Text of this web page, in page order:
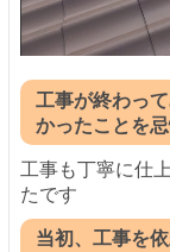
工事が終わっ
かったことを
工事も丁寧に仕
たです
当初、工事を